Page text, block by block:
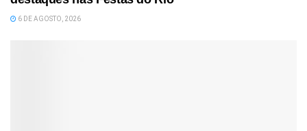
6 DE AGOSTO, 2026